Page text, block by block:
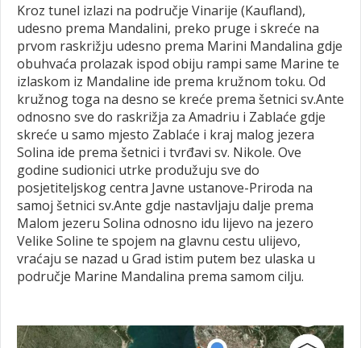
Kroz tunel izlazi na područje Vinarije (Kaufland),
udesno prema Mandalini, preko pruge i skreće na
prvom raskrižju udesno prema Marini Mandalina gdje
obuhvaća prolazak ispod obiju rampi same Marine te
izlaskom iz Mandaline ide prema kružnom toku. Od
kružnog toga na desno se kreće prema šetnici sv.Ante
odnosno sve do raskrižja za Amadriu i Zablaće gdje
skreće u samo mjesto Zablaće i kraj malog jezera
Solina ide prema šetnici i tvrđavi sv. Nikole. Ove
godine sudionici utrke produžuju sve do
posjetiteljskog centra Javne ustanove-Priroda na
samoj šetnici sv.Ante gdje nastavljaju dalje prema
Malom jezeru Solina odnosno idu lijevo na jezero
Velike Soline te spojem na glavnu cestu ulijevo,
vraćaju se nazad u Grad istim putem bez ulaska u
područje Marine Mandalina prema samom cilju.